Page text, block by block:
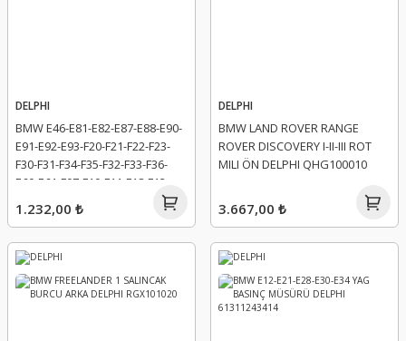
DELPHI
BMW E46-E81-E82-E87-E88-E90-
E91-E92-E93-F20-F21-F22-F23-
F30-F31-F34-F35-F32-F33-F36-
E60-E61-F07-F10-F11-F18-F12-
F13-E63-E64-E65-E66-F01-F02-
F04-G11-G12 ATESLEME BOBINI
1.232,00 ₺
DELPHI
BMW LAND ROVER RANGE
ROVER DISCOVERY I-II-III ROT
MILI ÖN DELPHI QHG100010
3.667,00 ₺